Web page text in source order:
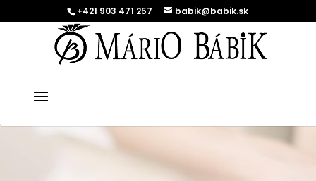
+421 903 471 257 babik@babik.sk